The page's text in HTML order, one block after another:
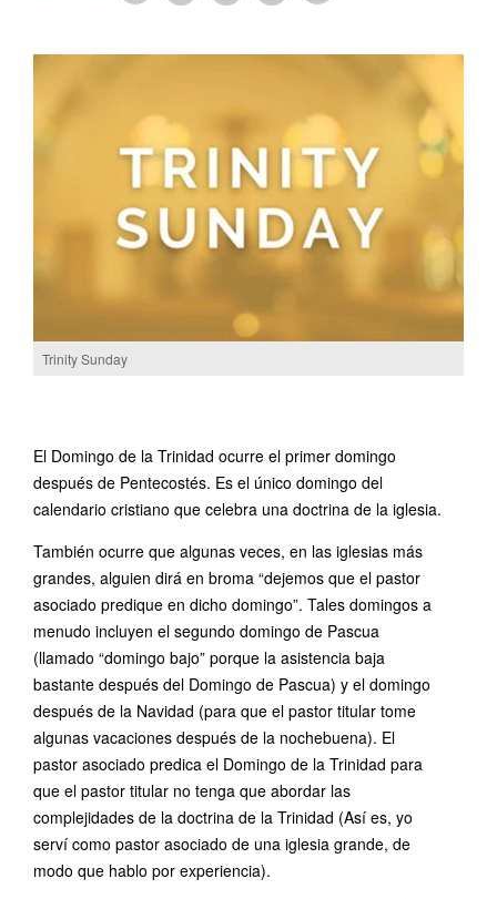
Trinity Sunday
El Domingo de la Trinidad ocurre el primer domingo
después de Pentecostés. Es el único domingo del
calendario cristiano que celebra una doctrina de la iglesia.
También ocurre que algunas veces, en las iglesias más
grandes, alguien dirá en broma “dejemos que el pastor
asociado predique en dicho domingo”. Tales domingos a
menudo incluyen el segundo domingo de Pascua
(llamado “domingo bajo” porque la asistencia baja
bastante después del Domingo de Pascua) y el domingo
después de la Navidad (para que el pastor titular tome
algunas vacaciones después de la nochebuena). El
pastor asociado predica el Domingo de la Trinidad para
que el pastor titular no tenga que abordar las
complejidades de la doctrina de la Trinidad (Así es, yo
serví como pastor asociado de una iglesia grande, de
modo que hablo por experiencia).